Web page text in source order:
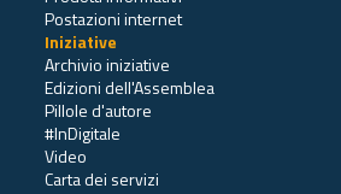
Postazioni internet
Iniziative
Archivio iniziative
Edizioni dell'Assemblea
Pillole d'autore
#InDigitale
Video
Carta dei servizi